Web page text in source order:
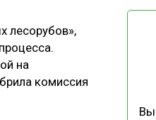
ТЕХНОЛОГИИ
лесорубов»,
на
комиссия